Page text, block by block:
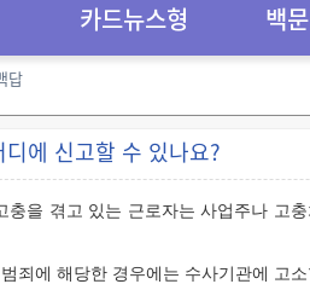
카드뉴스형 백
답
에 신고할 수 있나요?
충을 겪고 있는 근로자는 사업주나 고
죄에 해당한 경우에는 수사기관에 고